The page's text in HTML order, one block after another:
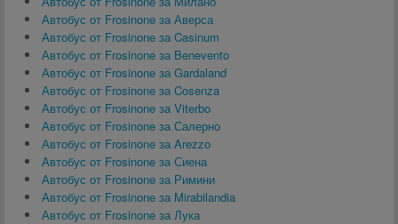
Автобус от Frosinone за Аверса
Автобус от Frosinone за Casinum
Автобус от Frosinone за Benevento
Автобус от Frosinone за Gardaland
Автобус от Frosinone за Cosenza
Автобус от Frosinone за Viterbo
Автобус от Frosinone за Салерно
Автобус от Frosinone за Arezzo
Автобус от Frosinone за Сиена
Автобус от Frosinone за Римини
Автобус от Frosinone за Mirabilandia
Автобус от Frosinone за Лука